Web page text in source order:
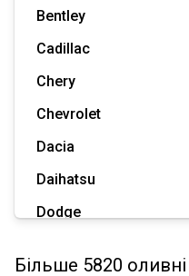
Bentley
Cadillac
Chery
Chevrolet
Dacia
Daihatsu
Dodge
Більше 5820 оливні